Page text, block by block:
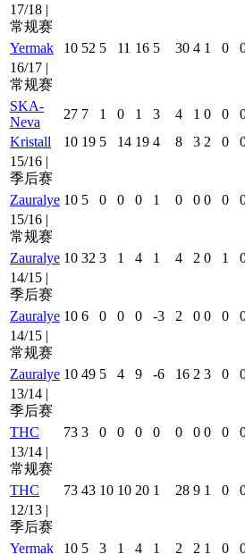
17/18 |
常规赛
Yermak
10 52 5 11 16 5 30 4 1 0
16/17 |
常规赛
SKA-
Neva
27 7 1 0 1 3 4 1 0 0
Kristall
10 19 5 14 19 4 8 3 2 0
15/16 |
季后赛
Zauralye 10 5 0 0 0 1 0 0 0 0
15/16 |
常规赛
Zauralye 10 32 3 1 4 1 4 2 0 1
14/15 |
季后赛
Zauralye 10 6 0 0 0 -3 2 0 0 0
14/15 |
常规赛
Zauralye 10 49 5 4 9 -6 16 2 3 0
13/14 |
季后赛
THC
73 3 0 0 0 0 0 0 0 0
13/14 |
常规赛
THC
73 43 10 10 20 1 28 9 1 0
12/13 |
季后赛
Yermak
10 5 3 1 4 1 2 2 1 0